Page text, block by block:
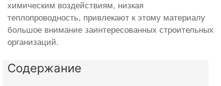
химическим воздействиям, низкая
теплопроводность, привлекают к этому материалу
большое внимание заинтересованных строительных
организаций.
Содержание